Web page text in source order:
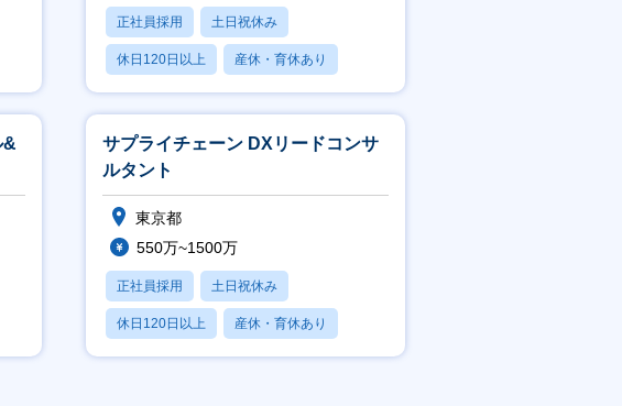
正社員採用 土日祝休み
休日120日以上 産休・育休あり
賞与あり
&
サプライチェーン DXリードコンサ
ルタント
東京都
550万~1500万
正社員採用 土日祝休み
休日120日以上 産休・育休あり
賞与あり